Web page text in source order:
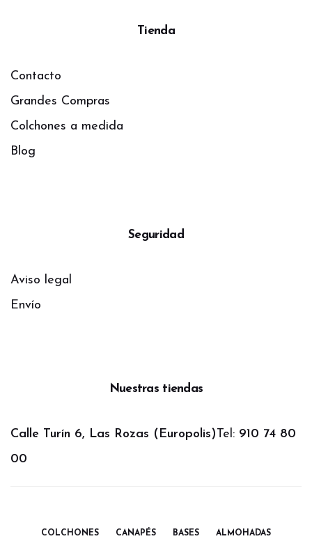
Tienda
Contacto
Grandes Compras
Colchones a medida
Blog
Seguridad
Aviso legal
Envío
Nuestras tiendas
Calle Turín 6, Las Rozas (Europolis) Tel: 910 74 80
00
COLCHONES CANAPÉS BASES ALMOHADAS